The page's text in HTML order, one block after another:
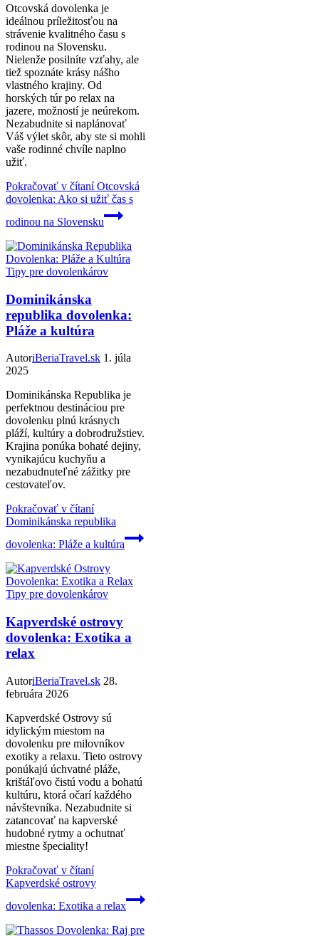
Otcovská dovolenka je
ideálnou príležitosťou na
strávenie kvalitného času s
rodinou na Slovensku.
Nielenže posilníte vzťahy, ale
tiež spoznáte krásy nášho
vlastného krajiny. Od
horských túr po relax na
jazere, možností je neúrekom.
Nezabudnite si naplánovať
Váš výlet skôr, aby ste si mohli
vaše rodinné chvíle naplno
užiť.
Pokračovať v čítaníOtcovská
dovolenka: Ako si užiť čas s
rodinou na Slovensku
Tipy pre dovolenkárov
Dominikánska
republika dovolenka:
Pláže a kultúra
AutoriBeriaTravel.sk 1. júla
2025
Dominikánska Republika je
perfektnou destináciou pre
dovolenku plnú krásnych
pláží, kultúry a dobrodružstiev.
Krajina ponúka bohaté dejiny,
vynikajúcu kuchyňu a
nezabudnuteľné zážitky pre
cestovateľov.
Pokračovať v čítaní
Dominikánska republika
dovolenka: Pláže a kultúra
Tipy pre dovolenkárov
Kapverdské ostrovy
dovolenka: Exotika a
relax
AutoriBeriaTravel.sk 28.
februára 2026
Kapverdské Ostrovy sú
idylickým miestom na
dovolenku pre milovníkov
exotiky a relaxu. Tieto ostrovy
ponúkajú úchvatné pláže,
krištáľovo čistú vodu a bohatú
kultúru, ktorá očarí každého
návštevníka. Nezabudnite si
zatancovať na kapverské
hudobné rytmy a ochutnať
miestne špeciality!
Pokračovať v čítaní
Kapverdské ostrovy
dovolenka: Exotika a relax